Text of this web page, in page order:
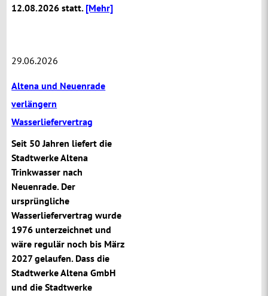
12.08.2026 statt. [Mehr]
29.06.2026
Altena und Neuenrade
verlängern
Wasserliefervertrag
Seit 50 Jahren liefert die
Stadtwerke Altena
Trinkwasser nach
Neuenrade. Der
ursprüngliche
Wasserliefervertrag wurde
1976 unterzeichnet und
wäre regulär noch bis März
2027 gelaufen. Dass die
Stadtwerke Altena GmbH
und die Stadtwerke